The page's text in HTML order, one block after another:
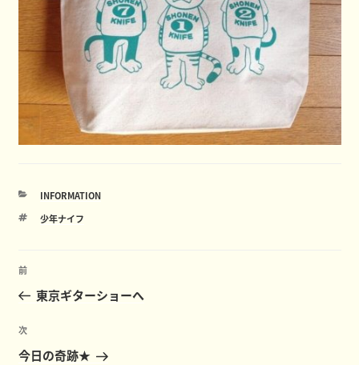
カ
ゴ
INFORMATION
タ
少年ナイフ
投
ナ
ビ
ゲ
前
の
稿
前
東京ギターショーへ
次
の
次
今日の奇跡★